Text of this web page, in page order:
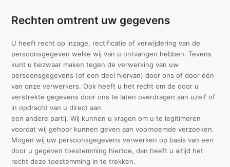
Rechten omtrent uw gegevens
U heeft recht op inzage, rectificatie of verwijdering van de
persoonsgegeven welke wij van u ontvangen hebben. Tevens
kunt u bezwaar maken tegen de verwerking van uw
persoonsgegevens (of een deel hiervan) door ons of door één
van onze verwerkers. Ook heeft u het recht om de door u
verstrekte gegevens door ons te laten overdragen aan uzelf of
in opdracht van u direct aan
een andere partij. Wij kunnen u vragen om u te legitimeren
voordat wij gehoor kunnen geven aan voornoemde verzoeken.
Mogen wij uw persoonsgegevens verwerken op basis van een
door u gegeven toestemming hiertoe, dan heeft u altijd het
recht deze toestemming in te trekken.